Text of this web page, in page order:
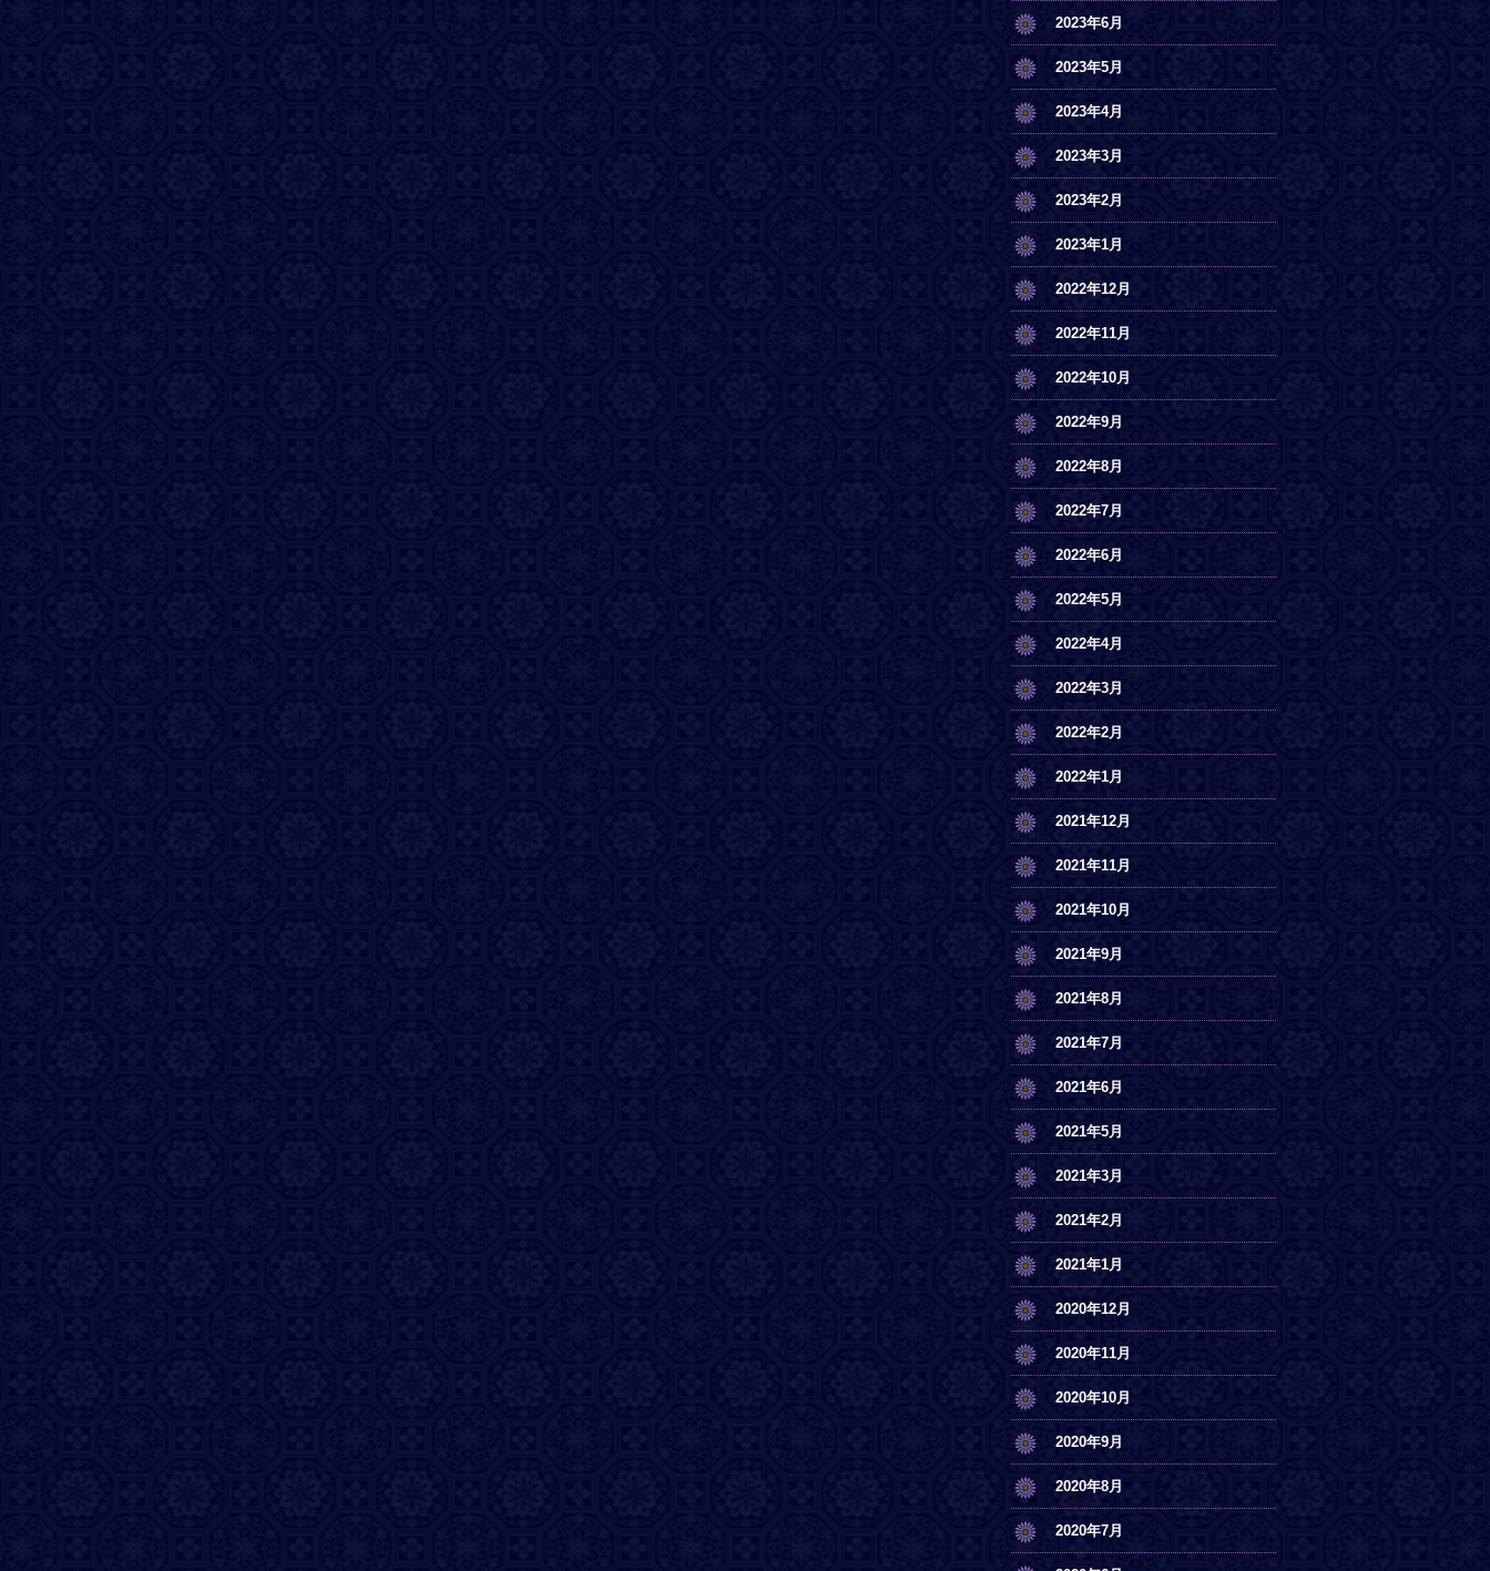
2023年6月
2023年5月
2023年4月
2023年3月
2023年2月
2023年1月
2022年12月
2022年11月
2022年10月
2022年9月
2022年8月
2022年7月
2022年6月
2022年5月
2022年4月
2022年3月
2022年2月
2022年1月
2021年12月
2021年11月
2021年10月
2021年9月
2021年8月
2021年7月
2021年6月
2021年5月
2021年3月
2021年2月
2021年1月
2020年12月
2020年11月
2020年10月
2020年9月
2020年8月
2020年7月